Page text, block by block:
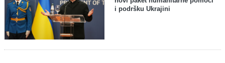
i podršku Ukrajini